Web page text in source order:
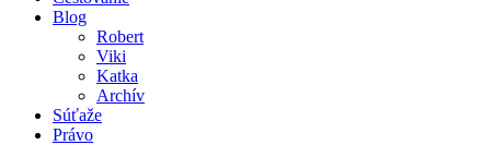
Blog
Robert
Viki
Katka
Archív
Súťaže
Právo